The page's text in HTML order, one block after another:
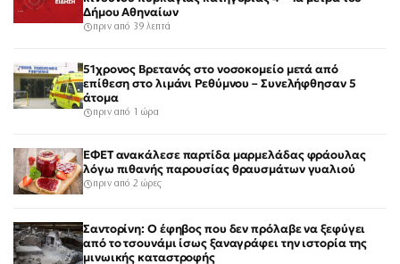
Δήμου Αθηναίων
πριν από 39 λεπτά
51χρονος Βρετανός στο νοσοκομείο μετά από
επίθεση στο λιμάνι Ρεθύμνου – Συνελήφθησαν 5
άτομα
πριν από 1 ώρα
ΕΦΕΤ ανακάλεσε παρτίδα μαρμελάδας φράουλας
λόγω πιθανής παρουσίας θραυσμάτων γυαλιού
πριν από 2 ώρες
Σαντορίνη: Ο έφηβος που δεν πρόλαβε να ξεφύγει
από το τσουνάμι ίσως ξαναγράφει την ιστορία της
μινωικής καταστροφής